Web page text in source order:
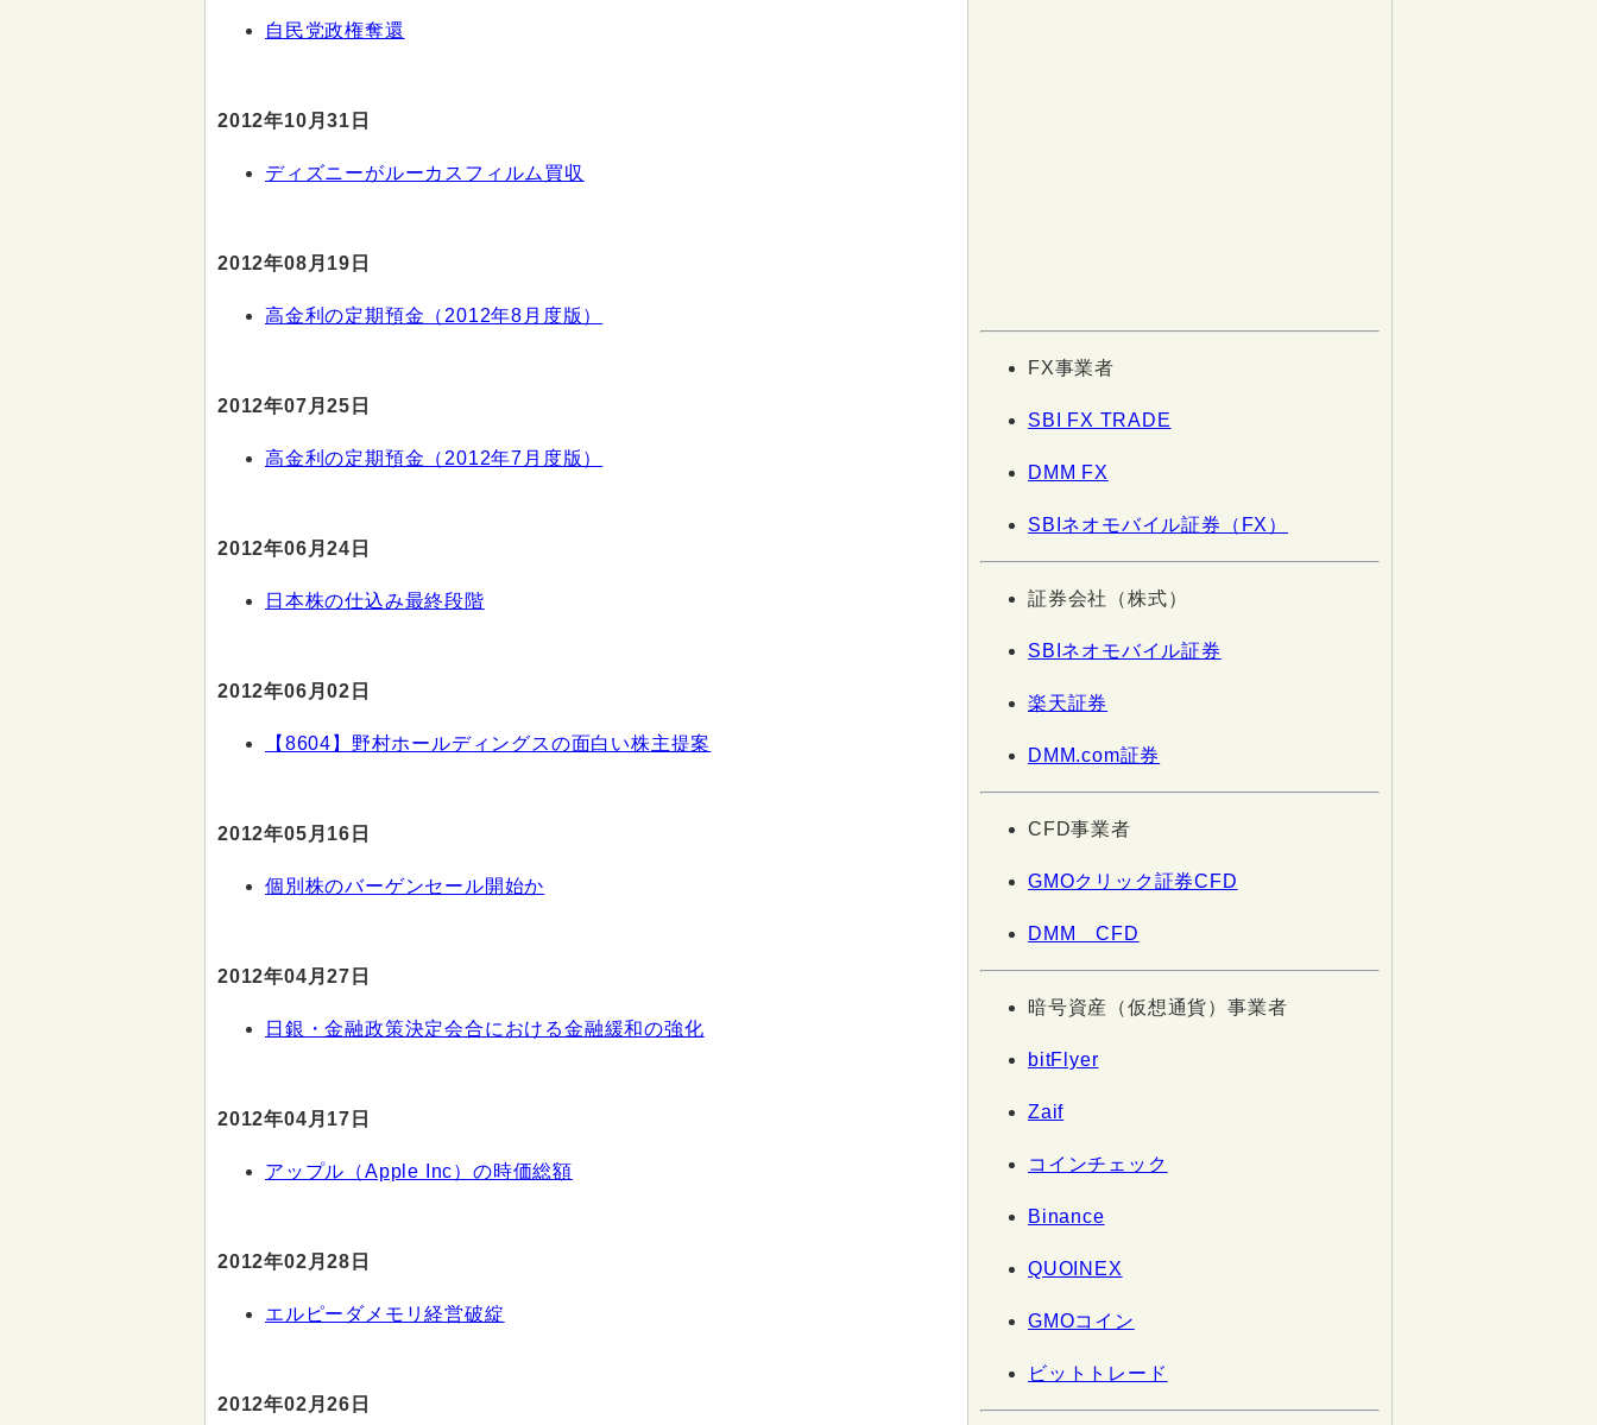
自民党政権奪還
2012年10月31日
ディズニーがルーカスフィルム買収
2012年08月19日
高金利の定期預金（2012年8月度版）
2012年07月25日
高金利の定期預金（2012年7月度版）
2012年06月24日
日本株の仕込み最終段階
2012年06月02日
【8604】野村ホールディングスの面白い株主提案
2012年05月16日
個別株のバーゲンセール開始か
2012年04月27日
日銀・金融政策決定会合における金融緩和の強化
2012年04月17日
アップル（Apple Inc）の時価総額
2012年02月28日
エルピーダメモリ経営破綻
2012年02月26日
FX事業者
SBI FX TRADE
DMM FX
SBIネオモバイル証券（FX）
証券会社（株式）
SBIネオモバイル証券
楽天証券
DMM.com証券
CFD事業者
GMOクリック証券CFD
DMM CFD
暗号資産（仮想通貨）事業者
bitFlyer
Zaif
コインチェック
Binance
QUOINEX
GMOコイン
ビットトレード